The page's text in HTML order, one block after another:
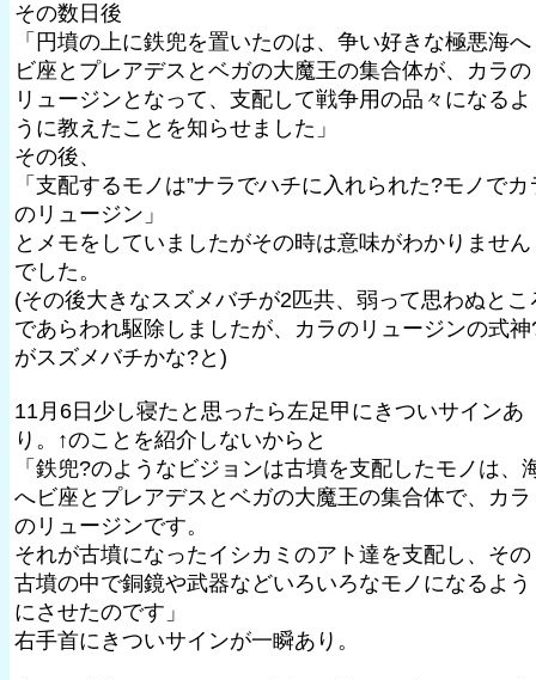
その数日後
「円墳の上に鉄兜を置いたのは、争い好きな極悪海へ
ビ座とプレアデスとベガの大魔王の集合体が、カラの
リュージンとなって、支配して戦争用の品々になるよ
うに教えたことを知らせました」
その後、
「支配するモノは”ナラでハチに入れられた?モノでカ
のリュージン」
とメモをしていましたがその時は意味がわかりません
でした。
(その後大きなスズメバチが2匹共、弱って思わぬとこ
であらわれ駆除しましたが、カラのリュージンの式神
がスズメバチかな?と)
11月6日少し寝たと思ったら左足甲にきついサインあ
り。↑のことを紹介しないからと
「鉄兜?のようなビジョンは古墳を支配したモノは、
へビ座とプレアデスとベガの大魔王の集合体で、カラ
のリュージンです。
それが古墳になったイシカミのアト達を支配し、その
古墳の中で銅鏡や武器などいろいろなモノになるよう
にさせたのです」
右手首にきついサインが一瞬あり。